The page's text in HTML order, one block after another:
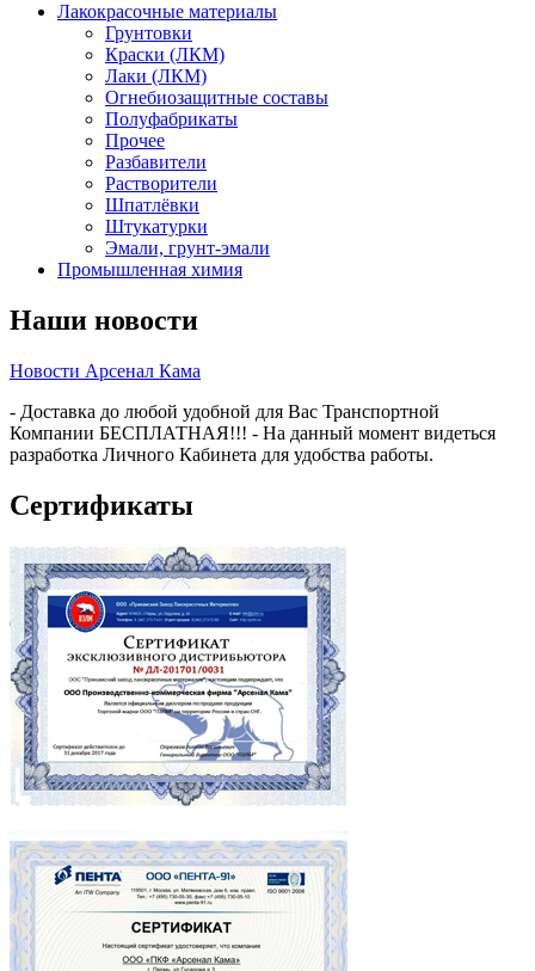
Лакокрасочные материалы
Грунтовки
Краски (ЛКМ)
Лаки (ЛКМ)
Огнебиозащитные составы
Полуфабрикаты
Прочее
Разбавители
Растворители
Шпатлёвки
Штукатурки
Эмали, грунт-эмали
Промышленная химия
Наши новости
Новости Арсенал Кама
- Доставка до любой удобной для Вас Транспортной
Компании БЕСПЛАТНАЯ!!! - На данный момент видеться
разработка Личного Кабинета для удобства работы.
Сертификаты